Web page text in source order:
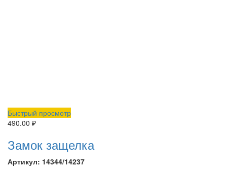
Быстрый просмотр
490.00 ₽
Замок защелка
Артикул: 14344/14237